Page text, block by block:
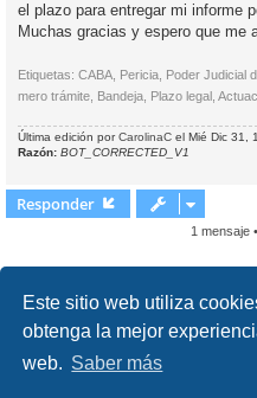
Este sitio web utiliza
obtenga la mejor
web. Saber más
el plazo para entregar mi informe
Muchas gracias y espero que me
Etiquetas: CABA, Pericia, Poder Judicial
mero trámite, Bandeja, Plazo legal,
Última edición porCarolinaC el Mié Dic 31,
Razón: BOT_CORRECTED_V1
Responder
1 mensaje
Desarrollado por
® Forum Software ©
Traducción al español porphpBB España